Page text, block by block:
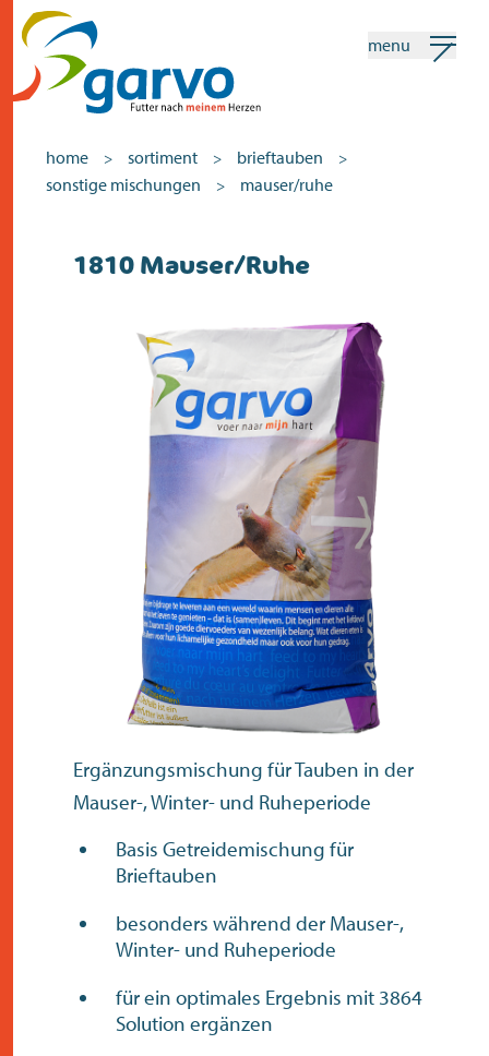
home
das herz
sortiment
geschäfte
neuigkeiten
kontakt
menu
home > sortiment > brieftauben >
sonstige mischungen > mauser/ruhe
1810 Mauser/Ruhe
Ergänzungsmischung für Tauben in der
Mauser-, Winter- und Ruheperiode
Basis Getreidemischung für
Brieftauben
besonders während der Mauser-,
Winter- und Ruheperiode
für ein optimales Ergebnis mit 3864
Solution ergänzen